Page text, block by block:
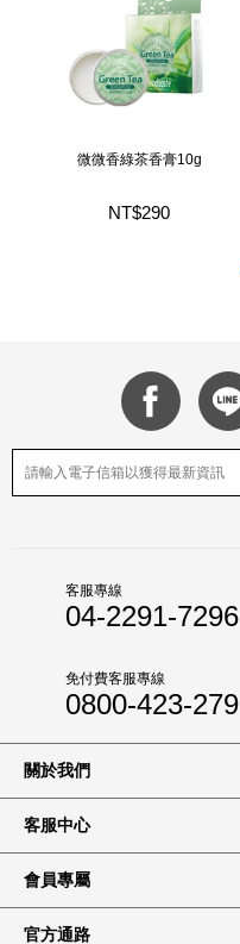
微微香綠茶香膏10g
NT$290
客服專線
04-2291-7296
免付費客服專線
0800-423-279
關於我們
客服中心
會員專屬
官方通路